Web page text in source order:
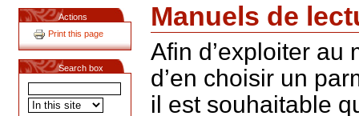
Actions
Print this page
Search box
Manuels de
Document
Actions
Afin d’exploiter au
d’en choisir un
il est souhaitable